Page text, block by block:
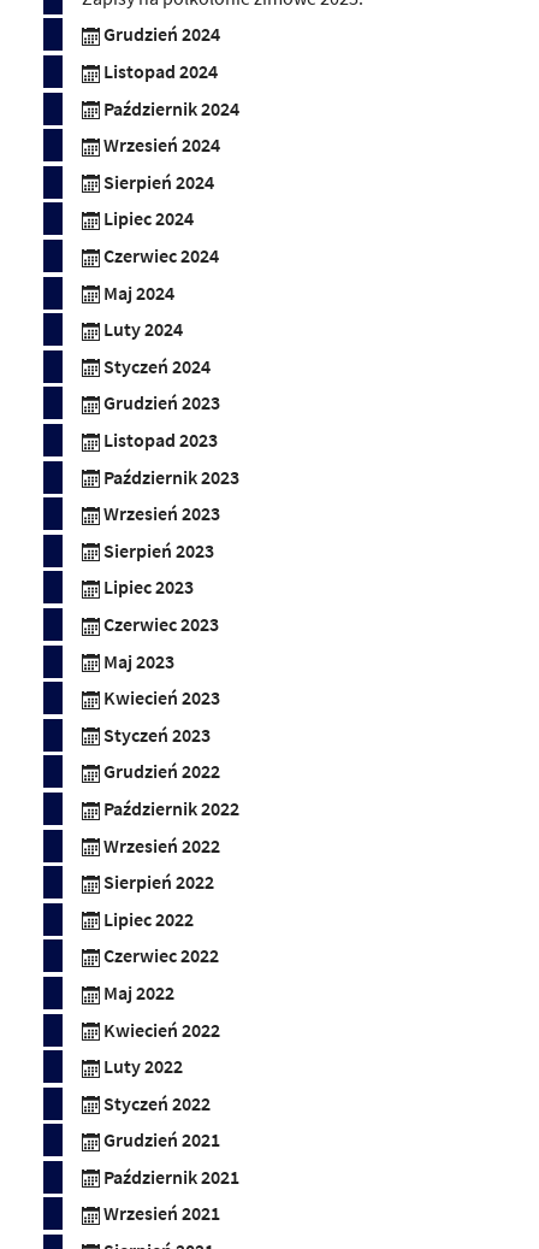
Grudzień 2024
Listopad 2024
Październik 2024
Wrzesień 2024
Sierpień 2024
Lipiec 2024
Czerwiec 2024
Maj 2024
Luty 2024
Styczeń 2024
Grudzień 2023
Listopad 2023
Październik 2023
Wrzesień 2023
Sierpień 2023
Lipiec 2023
Czerwiec 2023
Maj 2023
Kwiecień 2023
Styczeń 2023
Grudzień 2022
Październik 2022
Wrzesień 2022
Sierpień 2022
Lipiec 2022
Czerwiec 2022
Maj 2022
Kwiecień 2022
Luty 2022
Styczeń 2022
Grudzień 2021
Październik 2021
Wrzesień 2021